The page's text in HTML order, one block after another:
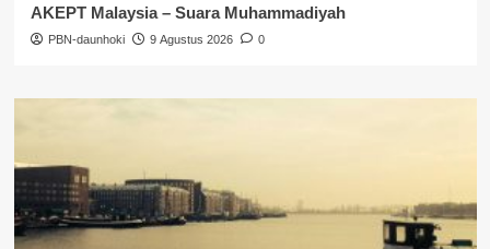
AKEPT Malaysia – Suara Muhammadiyah
PBN-daunhoki 9 Agustus 2026 0